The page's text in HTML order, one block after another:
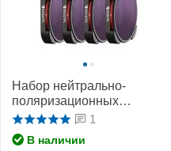
Набор нейтрально-
поляризационных
фильтров (ND8-
PL/16/32/64) GoPro
HERO12/11/10/9 Black и
1
В наличии